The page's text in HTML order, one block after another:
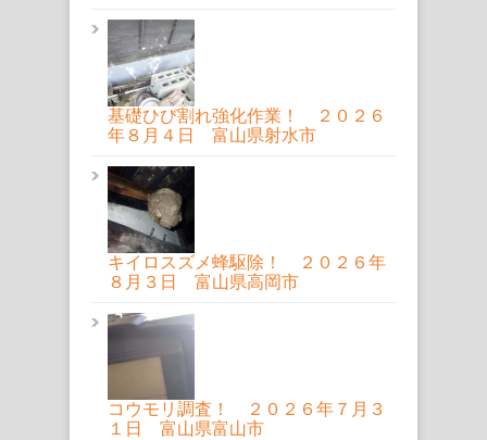
基礎ひび割れ強化作業！ ２０２６
年８月４日 富山県射水市
キイロスズメ蜂駆除！ ２０２６年
８月３日 富山県高岡市
コウモリ調査！ ２０２６年７月３
１日 富山県富山市